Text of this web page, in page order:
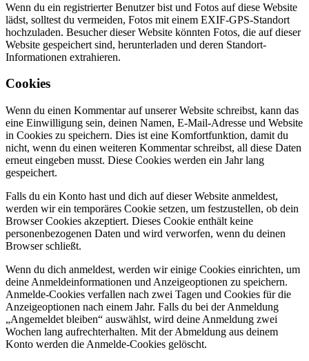
Wenn du ein registrierter Benutzer bist und Fotos auf diese Website
lädst, solltest du vermeiden, Fotos mit einem EXIF-GPS-Standort
hochzuladen. Besucher dieser Website könnten Fotos, die auf dieser
Website gespeichert sind, herunterladen und deren Standort-
Informationen extrahieren.
Cookies
Wenn du einen Kommentar auf unserer Website schreibst, kann das
eine Einwilligung sein, deinen Namen, E-Mail-Adresse und Website
in Cookies zu speichern. Dies ist eine Komfortfunktion, damit du
nicht, wenn du einen weiteren Kommentar schreibst, all diese Daten
erneut eingeben musst. Diese Cookies werden ein Jahr lang
gespeichert.
Falls du ein Konto hast und dich auf dieser Website anmeldest,
werden wir ein temporäres Cookie setzen, um festzustellen, ob dein
Browser Cookies akzeptiert. Dieses Cookie enthält keine
personenbezogenen Daten und wird verworfen, wenn du deinen
Browser schließt.
Wenn du dich anmeldest, werden wir einige Cookies einrichten, um
deine Anmeldeinformationen und Anzeigeoptionen zu speichern.
Anmelde-Cookies verfallen nach zwei Tagen und Cookies für die
Anzeigeoptionen nach einem Jahr. Falls du bei der Anmeldung
„Angemeldet bleiben“ auswählst, wird deine Anmeldung zwei
Wochen lang aufrechterhalten. Mit der Abmeldung aus deinem
Konto werden die Anmelde-Cookies gelöscht.